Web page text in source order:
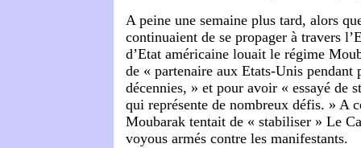
A peine une semaine plus tard, alors
continuaient de se propager à travers
d’Etat américaine louait le régime
de « partenaire aux Etats-Unis pendant
décennies, » et pour avoir « essayé de
qui représente de nombreux défis. » A
Moubarak tentait de « stabiliser » Le
voyous armés contre les manifestants.